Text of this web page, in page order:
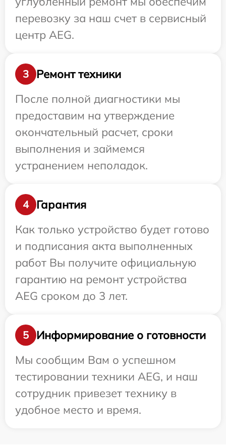
перевозку за наш счет в сервисный
центр AEG.
3
Ремонт техники
После полной диагностики мы
предоставим на утверждение
окончательный расчет, сроки
выполнения и займемся
устранением неполадок.
4
Гарантия
Как только устройство будет готово
и подписания акта выполненных
работ Вы получите официальную
гарантию на ремонт устройства
AEG сроком до 3 лет.
5
Информирование о готовности
Мы сообщим Вам о успешном
тестировании техники AEG, и наш
сотрудник привезет технику в
удобное место и время.